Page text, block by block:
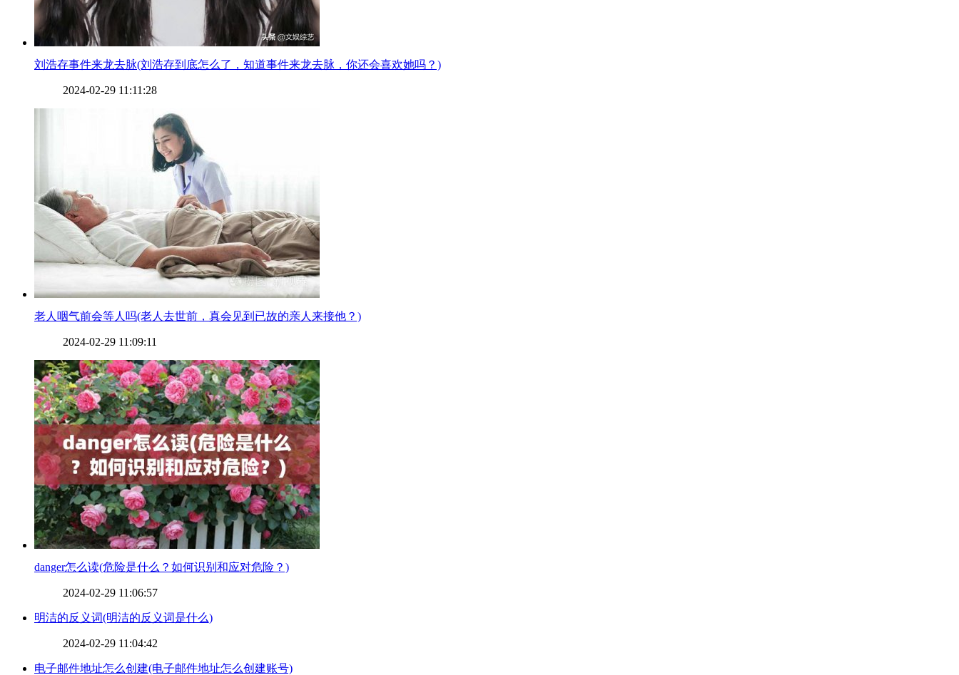
​刘浩存事件来龙去脉(刘浩存到底怎么了，知道事件来龙去脉，你还会喜欢她吗？)
2024-02-29 11:11:28
​老人咽气前会等人吗(老人去世前，真会见到已故的亲人来接他？)
2024-02-29 11:09:11
​danger怎么读(危险是什么？如何识别和应对危险？)
2024-02-29 11:06:57
​明洁的反义词(明洁的反义词是什么)
2024-02-29 11:04:42
​电子邮件地址怎么创建(电子邮件地址怎么创建账号)